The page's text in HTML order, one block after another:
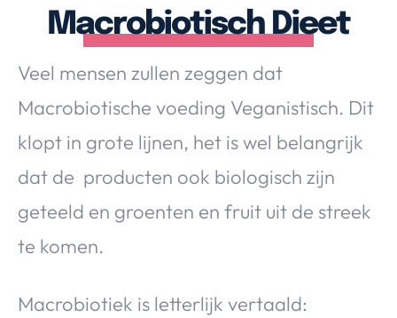
Over Valerie
De Top 5
Contact
VALERIE'S CHOICE
Food & Drinks Health & Beauty Gadgets
Huis & Tuin
Travel
Lifestyle
Macrobiotisch Dieet
Veel mensen zullen zeggen dat
Macrobiotische voeding Veganistisch. Dit
klopt in grote lijnen, het is wel belangrijk
dat de producten ook biologisch zijn
geteeld en groenten en fruit uit de streek
te komen.
Macrobiotiek is letterlijk vertaald: